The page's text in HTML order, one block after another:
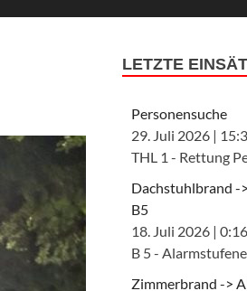
LETZTE
Personensuche
29. Juli 2026 |
THL 1 - Rettung
Dachstuhlbrand -
B5
18. Juli 2026 |0:16
B 5 -
Zimmerbrand ->